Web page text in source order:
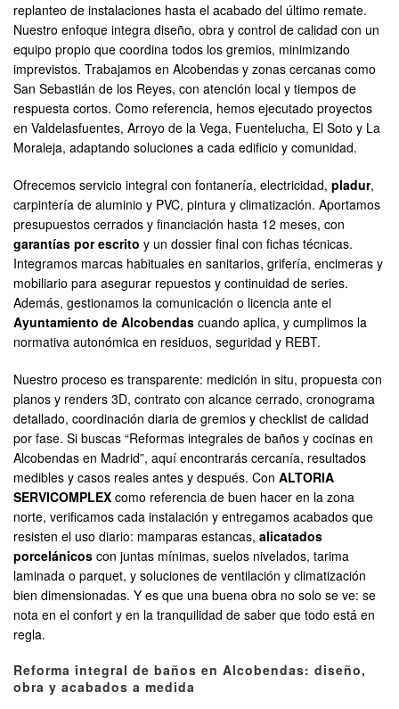
replanteo de instalaciones hasta el acabado del último remate.
Nuestro enfoque integra diseño, obra y control de calidad con un
equipo propio que coordina todos los gremios, minimizando
imprevistos. Trabajamos en Alcobendas y zonas cercanas como
San Sebastián de los Reyes, con atención local y tiempos de
respuesta cortos. Como referencia, hemos ejecutado proyectos
en Valdelasfuentes, Arroyo de la Vega, Fuentelucha, El Soto y La
Moraleja, adaptando soluciones a cada edificio y comunidad.
Ofrecemos servicio integral con fontanería, electricidad, pladur,
carpintería de aluminio y PVC, pintura y climatización. Aportamos
presupuestos cerrados y financiación hasta 12 meses, con
garantías por escrito y un dossier final con fichas técnicas.
Integramos marcas habituales en sanitarios, grifería, encimeras y
mobiliario para asegurar repuestos y continuidad de series.
Además, gestionamos la comunicación o licencia ante el
Ayuntamiento de Alcobendas cuando aplica, y cumplimos la
normativa autonómica en residuos, seguridad y REBT.
Nuestro proceso es transparente: medición in situ, propuesta con
planos y renders 3D, contrato con alcance cerrado, cronograma
detallado, coordinación diaria de gremios y checklist de calidad
por fase. Si buscas “Reformas integrales de baños y cocinas en
Alcobendas en Madrid”, aquí encontrarás cercanía, resultados
medibles y casos reales antes y después. Con ALTORIA
SERVICOMPLEX como referencia de buen hacer en la zona
norte, verificamos cada instalación y entregamos acabados que
resisten el uso diario: mamparas estancas, alicatados
porcelánicos con juntas mínimas, suelos nivelados, tarima
laminada o parquet, y soluciones de ventilación y climatización
bien dimensionadas. Y es que una buena obra no solo se ve: se
nota en el confort y en la tranquilidad de saber que todo está en
regla.
Reforma integral de baños en Alcobendas: diseño,
obra y acabados a medida